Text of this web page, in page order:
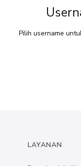
Pilih username
LAYANAN